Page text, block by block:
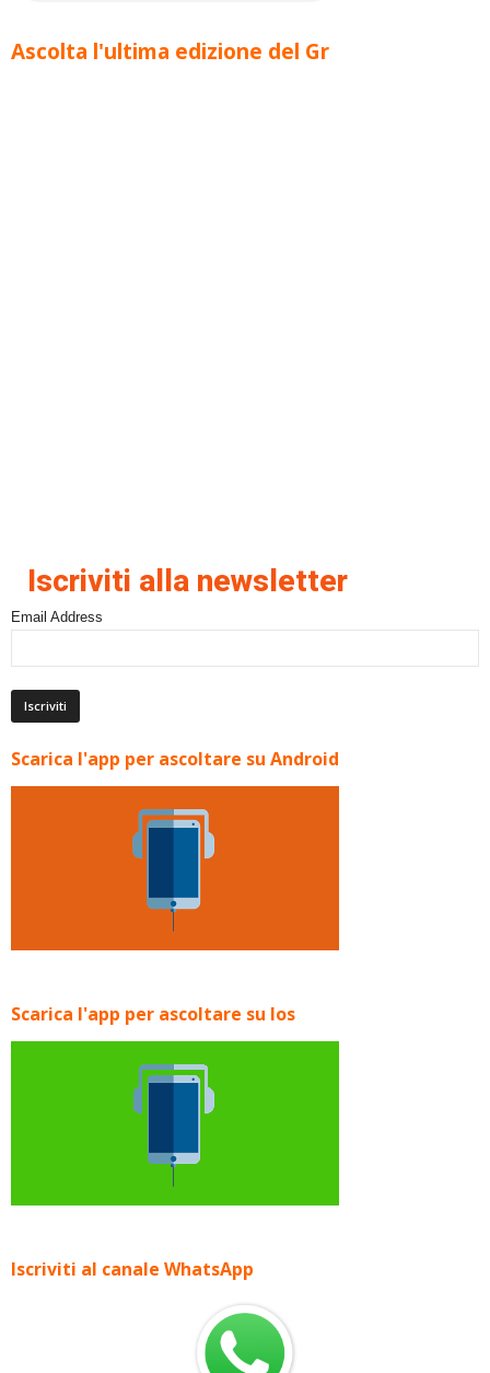
Ascolta l'ultima edizione del Gr
Iscriviti alla newsletter
Email Address
Scarica l'app per ascoltare su Android
Scarica l'app per ascoltare su Ios
Iscriviti al canale WhatsApp